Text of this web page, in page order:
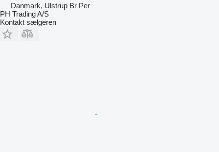
Danmark, Ulstrup Br Per
PH Trading A/S
Kontakt sælgeren